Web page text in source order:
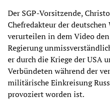
Der SGP-Vorsitzende,
Chefredakteur der deutschen
verurteilen in dem Video
Regierung
er durch die Kriege der USA
Verbündeten während der
militärische Einkreisung
provoziert worden ist.